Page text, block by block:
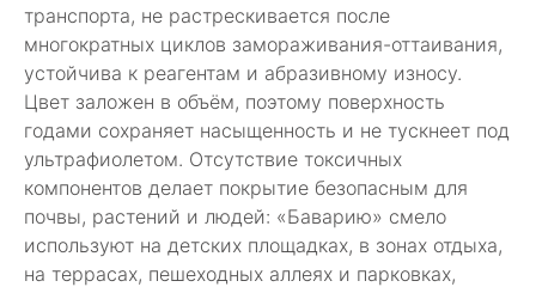
транспорта, не растрескивается после
многократных циклов замораживания-оттаивания,
устойчива к реагентам и абразивному износу.
Цвет заложен в объём, поэтому поверхность
годами сохраняет насыщенность и не тускнеет под
ультрафиолетом. Отсутствие токсичных
компонентов делает покрытие безопасным для
почвы, растений и людей: «Баварию» смело
используют на детских площадках, в зонах отдыха,
на террасах, пешеходных аллеях и парковках,